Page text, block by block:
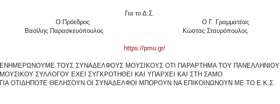
Για το Δ.Σ.
Ο Πρόεδρος
Ο Γ. Γραμματέας
Βασίλης Παρασκευόπουλος
Κώστας Σταυρόπουλος
https://pmu.gr/
ΕΝΗΜΕΡΩΝΟΥΜΕ ΤΟΥΣ ΣΥΝΑΔΕΛΦΟΥΣ ΜΟΥΣΙΚΟΥΣ ΟΤΙ ΠΑΡΑΡΤΗΜΑ ΤΟΥ ΠΑΝΕΛΛΗΝΙΟΥ
ΜΟΥΣΙΚΟΥ ΣΥΛΛΟΓΟΥ ΕΧΕΙ ΣΥΓΚΡΟΤΗΘΕΙ ΚΑΙ ΥΠΑΡΧΕΙ ΚΑΙ ΣΤΗ ΣΑΜΟ
ΓΙΑ ΟΤΙΔΗΠΟΤΕ ΘΕΛΗΣΟΥΝ ΟΙ ΣΥΝΑΔΕΛΦΟΙ ΜΠΟΡΟΥΝ ΝΑ ΕΠΙΚΟΙΝΩΝΟΥΝ ΜΕ ΤΟ Ε.Κ.Σ.